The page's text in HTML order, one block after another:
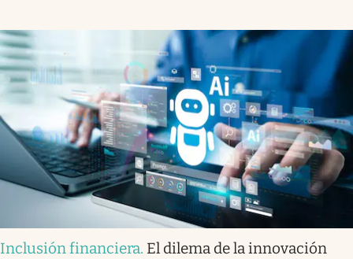
Inclusión financiera. El dilema de la innovación